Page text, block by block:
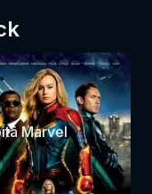
Marvel